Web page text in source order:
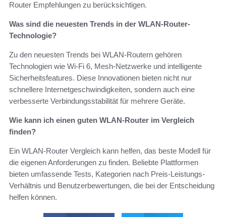
Router Empfehlungen zu berücksichtigen.
Was sind die neuesten Trends in der WLAN-Router-
Technologie?
Zu den neuesten Trends bei WLAN-Routern gehören
Technologien wie Wi-Fi 6, Mesh-Netzwerke und intelligente
Sicherheitsfeatures. Diese Innovationen bieten nicht nur
schnellere Internetgeschwindigkeiten, sondern auch eine
verbesserte Verbindungsstabilität für mehrere Geräte.
Wie kann ich einen guten WLAN-Router im Vergleich
finden?
Ein WLAN-Router Vergleich kann helfen, das beste Modell für
die eigenen Anforderungen zu finden. Beliebte Plattformen
bieten umfassende Tests, Kategorien nach Preis-Leistungs-
Verhältnis und Benutzerbewertungen, die bei der Entscheidung
helfen können.